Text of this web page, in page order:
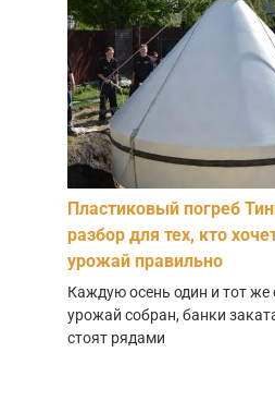
Пластиковый погреб
разбор для тех, кто
урожай правильно
Каждую осень один и тот же
урожай собран, банки
стоят рядами